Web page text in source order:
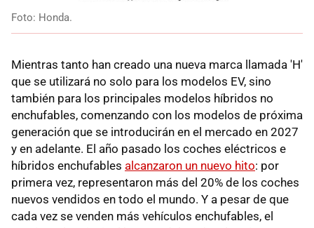
Foto: Honda.
Mientras tanto han creado una nueva marca llamada 'H'
que se utilizará no solo para los modelos EV, sino
también para los principales modelos híbridos no
enchufables, comenzando con los modelos de próxima
generación que se introducirán en el mercado en 2027
y en adelante. El año pasado los coches eléctricos e
híbridos enchufables alcanzaron un nuevo hito: por
primera vez, representaron más del 20% de los coches
nuevos vendidos en todo el mundo. Y a pesar de que
cada vez se venden más vehículos enchufables, el